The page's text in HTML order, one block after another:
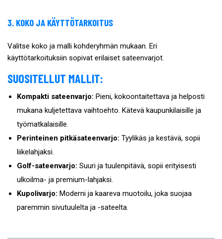
3. KOKO JA KÄYTTÖTARKOITUS
Valitse koko ja malli kohderyhmän mukaan. Eri
käyttötarkoituksiin sopivat erilaiset sateenvarjot.
SUOSITELLUT MALLIT:
Kompakti sateenvarjo: Pieni, kokoontaitettava ja helposti
mukana kuljetettava vaihtoehto. Kätevä kaupunkilaisille ja
työmatkalaisille.
Perinteinen pitkäsateenvarjo: Tyylikäs ja kestävä, sopii
liikelahjaksi.
Golf-sateenvarjo: Suuri ja tuulenpitävä, sopii erityisesti
ulkoilma- ja premium-lahjaksi.
Kupolivarjo: Moderni ja kaareva muotoilu, joka suojaa
paremmin sivutuulelta ja -sateelta.